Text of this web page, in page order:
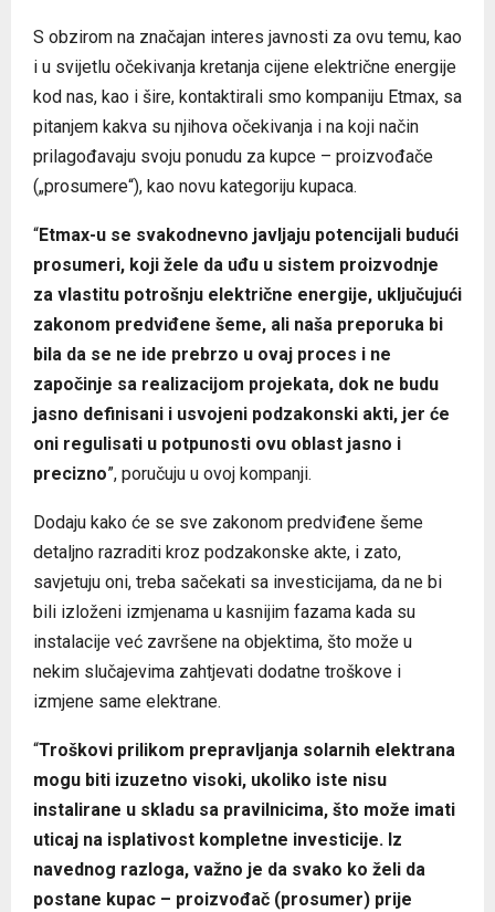
S obzirom na značajan interes javnosti za ovu temu, kao
i u svijetlu očekivanja kretanja cijene električne energije
kod nas, kao i šire, kontaktirali smo kompaniju Etmax, sa
pitanjem kakva su njihova očekivanja i na koji način
prilagođavaju svoju ponudu za kupce – proizvođače
(„prosumere“), kao novu kategoriju kupaca.
“Etmax-u se svakodnevno javljaju potencijali budući
prosumeri, koji žele da uđu u sistem proizvodnje
za vlastitu potrošnju električne energije, uključujući
zakonom predviđene šeme, ali naša preporuka bi
bila da se ne ide prebrzo u ovaj proces i ne
započinje sa realizacijom projekata, dok ne budu
jasno definisani i usvojeni podzakonski akti, jer će
oni regulisati u potpunosti ovu oblast jasno i
precizno”, poručuju u ovoj kompanji.
Dodaju kako će se sve zakonom predviđene šeme
detaljno razraditi kroz podzakonske akte, i zato,
savjetuju oni, treba sačekati sa investicijama, da ne bi
bili izloženi izmjenama u kasnijim fazama kada su
instalacije već završene na objektima, što može u
nekim slučajevima zahtjevati dodatne troškove i
izmjene same elektrane.
“Troškovi prilikom prepravljanja solarnih elektrana
mogu biti izuzetno visoki, ukoliko iste nisu
instalirane u skladu sa pravilnicima, što može imati
uticaj na isplativost kompletne investicije. Iz
navednog razloga, važno je da svako ko želi da
postane kupac – proizvođač (prosumer) prije